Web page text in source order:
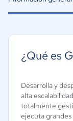
¿Qué es
Desarrolla y
alta
totalmente
ejecuta